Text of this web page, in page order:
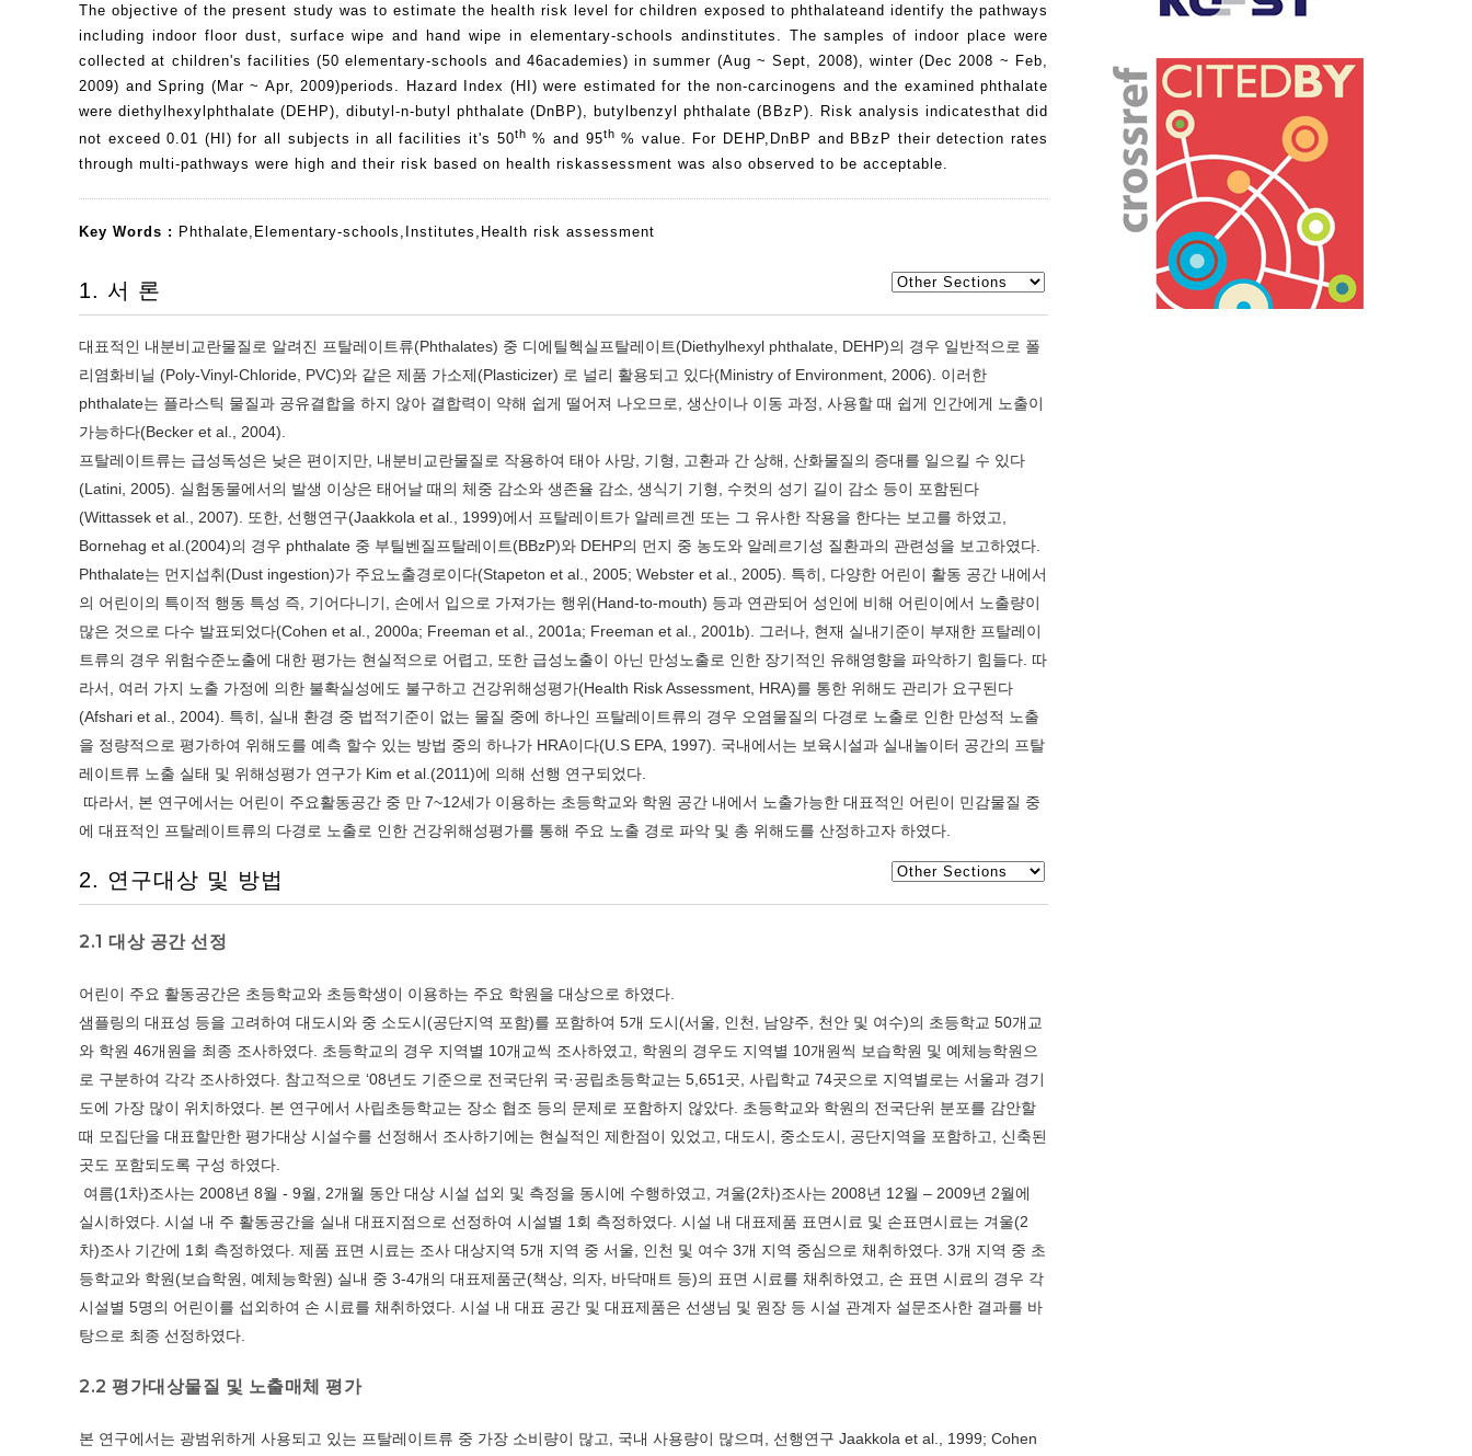
The objective of the present study was to estimate the health risk level for children exposed to phthalateand identify the pathways
including indoor floor dust, surface wipe and hand wipe in elementary-schools andinstitutes. The samples of indoor place were
collected at children's facilities (50 elementary-schools and 46academies) in summer (Aug ~ Sept, 2008), winter (Dec 2008 ~ Feb,
2009) and Spring (Mar ~ Apr, 2009)periods. Hazard Index (HI) were estimated for the non-carcinogens and the examined phthalate
were diethylhexylphthalate (DEHP), dibutyl-n-butyl phthalate (DnBP), butylbenzyl phthalate (BBzP). Risk analysis indicatesthat did
not exceed 0.01 (HI) for all subjects in all facilities it's 50th % and 95th % value. For DEHP,DnBP and BBzP their detection rates
through multi-pathways were high and their risk based on health riskassessment was also observed to be acceptable.
Key Words : Phthalate Elementary-schools Institutes Health risk assessment
1. 서 론
대표적인 내분비교란물질로 알려진 프탈레이트류(Phthalates) 중 디에틸헥실프탈레이트(Diethylhexyl phthalate, DEHP)의 경우 일반적으로 폴
리염화비닐 (Poly-Vinyl-Chloride, PVC)와 같은 제품 가소제(Plasticizer) 로 널리 활용되고 있다(Ministry of Environment, 2006). 이러한
phthalate는 플라스틱 물질과 공유결합을 하지 않아 결합력이 약해 쉽게 떨어져 나오므로, 생산이나 이동 과정, 사용할 때 쉽게 인간에게 노출이
가능하다(Becker et al., 2004).
프탈레이트류는 급성독성은 낮은 편이지만, 내분비교란물질로 작용하여 태아 사망, 기형, 고환과 간 상해, 산화물질의 증대를 일으킬 수 있다
(Latini, 2005). 실험동물에서의 발생 이상은 태어날 때의 체중 감소와 생존율 감소, 생식기 기형, 수컷의 성기 길이 감소 등이 포함된다
(Wittassek et al., 2007). 또한, 선행연구(Jaakkola et al., 1999)에서 프탈레이트가 알레르겐 또는 그 유사한 작용을 한다는 보고를 하였고,
Bornehag et al.(2004)의 경우 phthalate 중 부틸벤질프탈레이트(BBzP)와 DEHP의 먼지 중 농도와 알레르기성 질환과의 관련성을 보고하였다.
Phthalate는 먼지섭취(Dust ingestion)가 주요노출경로이다(Stapeton et al., 2005; Webster et al., 2005). 특히, 다양한 어린이 활동 공간 내에서
의 어린이의 특이적 행동 특성 즉, 기어다니기, 손에서 입으로 가져가는 행위(Hand-to-mouth) 등과 연관되어 성인에 비해 어린이에서 노출량이
많은 것으로 다수 발표되었다(Cohen et al., 2000a; Freeman et al., 2001a; Freeman et al., 2001b). 그러나, 현재 실내기준이 부재한 프탈레이
트류의 경우 위험수준노출에 대한 평가는 현실적으로 어렵고, 또한 급성노출이 아닌 만성노출로 인한 장기적인 유해영향을 파악하기 힘들다. 따
라서, 여러 가지 노출 가정에 의한 불확실성에도 불구하고 건강위해성평가(Health Risk Assessment, HRA)를 통한 위해도 관리가 요구된다
(Afshari et al., 2004). 특히, 실내 환경 중 법적기준이 없는 물질 중에 하나인 프탈레이트류의 경우 오염물질의 다경로 노출로 인한 만성적 노출
을 정량적으로 평가하여 위해도를 예측 할수 있는 방법 중의 하나가 HRA이다(U.S EPA, 1997). 국내에서는 보육시설과 실내놀이터 공간의 프탈
레이트류 노출 실태 및 위해성평가 연구가 Kim et al.(2011)에 의해 선행 연구되었다.
따라서, 본 연구에서는 어린이 주요활동공간 중 만 7~12세가 이용하는 초등학교와 학원 공간 내에서 노출가능한 대표적인 어린이 민감물질 중
에 대표적인 프탈레이트류의 다경로 노출로 인한 건강위해성평가를 통해 주요 노출 경로 파악 및 총 위해도를 산정하고자 하였다.
2. 연구대상 및 방법
2.1 대상 공간 선정
어린이 주요 활동공간은 초등학교와 초등학생이 이용하는 주요 학원을 대상으로 하였다.
샘플링의 대표성 등을 고려하여 대도시와 중 소도시(공단지역 포함)를 포함하여 5개 도시(서울, 인천, 남양주, 천안 및 여수)의 초등학교 50개교
와 학원 46개원을 최종 조사하였다. 초등학교의 경우 지역별 10개교씩 조사하였고, 학원의 경우도 지역별 10개원씩 보습학원 및 예체능학원으
로 구분하여 각각 조사하였다. 참고적으로 ‘08년도 기준으로 전국단위 국·공립초등학교는 5,651곳, 사립학교 74곳으로 지역별로는 서울과 경기
도에 가장 많이 위치하였다. 본 연구에서 사립초등학교는 장소 협조 등의 문제로 포함하지 않았다. 초등학교와 학원의 전국단위 분포를 감안할
때 모집단을 대표할만한 평가대상 시설수를 선정해서 조사하기에는 현실적인 제한점이 있었고, 대도시, 중소도시, 공단지역을 포함하고, 신축된
곳도 포함되도록 구성 하였다.
여름(1차)조사는 2008년 8월 - 9월, 2개월 동안 대상 시설 섭외 및 측정을 동시에 수행하였고, 겨울(2차)조사는 2008년 12월 – 2009년 2월에
실시하였다. 시설 내 주 활동공간을 실내 대표지점으로 선정하여 시설별 1회 측정하였다. 시설 내 대표제품 표면시료 및 손표면시료는 겨울(2
차)조사 기간에 1회 측정하였다. 제품 표면 시료는 조사 대상지역 5개 지역 중 서울, 인천 및 여수 3개 지역 중심으로 채취하였다. 3개 지역 중 초
등학교와 학원(보습학원, 예체능학원) 실내 중 3-4개의 대표제품군(책상, 의자, 바닥매트 등)의 표면 시료를 채취하였고, 손 표면 시료의 경우 각
시설별 5명의 어린이를 섭외하여 손 시료를 채취하였다. 시설 내 대표 공간 및 대표제품은 선생님 및 원장 등 시설 관계자 설문조사한 결과를 바
탕으로 최종 선정하였다.
2.2 평가대상물질 및 노출매체 평가
본 연구에서는 광범위하게 사용되고 있는 프탈레이트류 중 가장 소비량이 많고, 국내 사용량이 많으며, 선행연구 Jaakkola et al., 1999; Cohen